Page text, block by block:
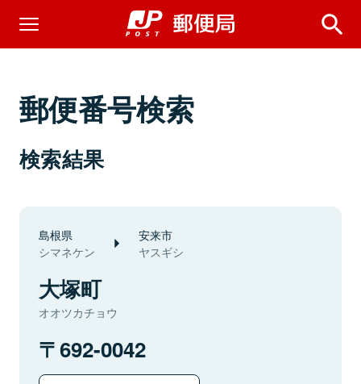
郵便番号検索
検索結果
島根県
シマネケン
安来市
ヤスギシ
大塚町
オオツカチョウ
692-0042